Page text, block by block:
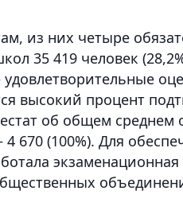
из них четыре
35 419 человек
высокий процент
об общем среднем
4 670 (100%). Для